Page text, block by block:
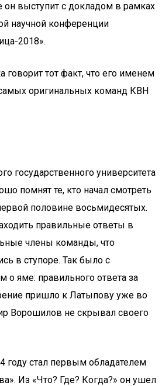
он выступит с докладом в рамках
научной конференции
2018».
говорит тот факт, что его именем
оригинальных команд КВН
государственного университета
помнят те, кто начал смотреть
половине восьмидесятых.
правильные ответы в
члены команды, что
в ступоре. Так было с
о яме: правильного ответа за
пришло к Латыпову уже во
Ворошилов не скрывал своего
году стал первым обладателем
Из «Что? Где? Когда?» он ушел